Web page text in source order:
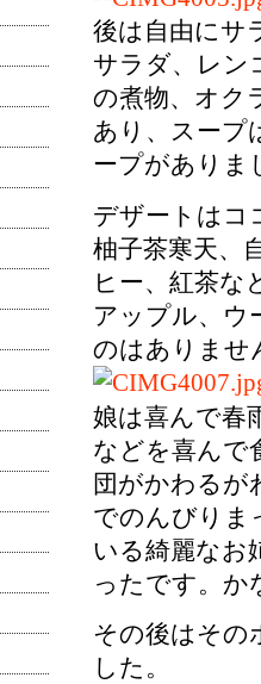
後は自由にサ
サラダ、レン
の煮物、オク
あり、スープ
ープがありま
デザートはコ
柚子茶寒天、
ヒー、紅茶な
アップル、ウ
のはありませ
娘は喜んで春
などを喜んで
団がかわるが
でのんびりま
いる綺麗なお
ったです。か
その後はその
した。